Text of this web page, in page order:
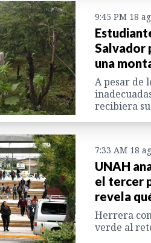
9:45 PM 18
Salvador
una
A pesar de
recibiera
7:33 AM 18
UNAH
el tercer
revela
Herrera
verde al